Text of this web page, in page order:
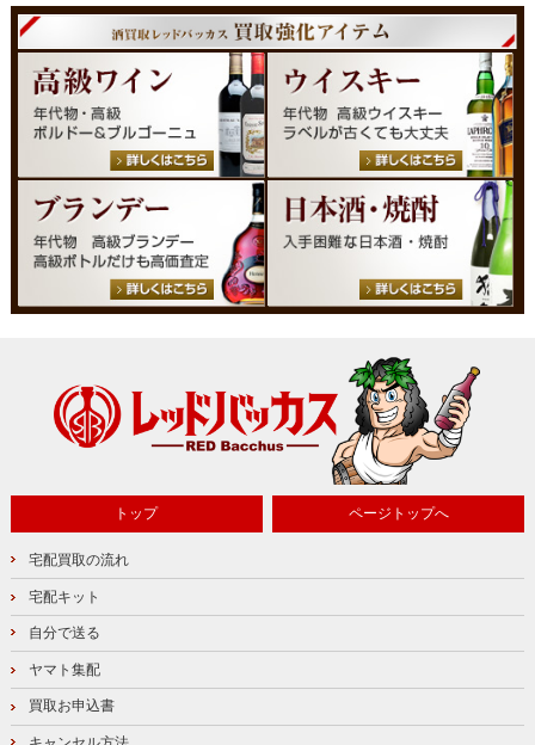
トップ ページトップへ
宅配買取の流れ
宅配キット
自分で送る
ヤマト集配
買取お申込書